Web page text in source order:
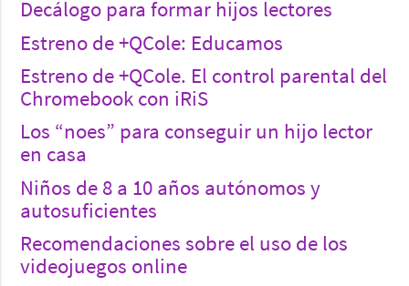
Decálogo para formar hijos lectores
Estreno de +QCole: Educamos
Estreno de +QCole. El control parental del
Chromebook con iRiS
Los “noes” para conseguir un hijo lector
en casa
Niños de 8 a 10 años autónomos y
autosuficientes
Recomendaciones sobre el uso de los
videojuegos online